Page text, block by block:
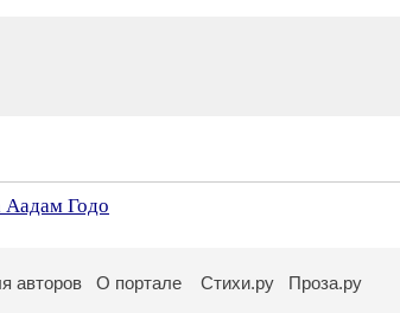
Аадам Годо
авторов О портале Стихи.ру Проза.ру